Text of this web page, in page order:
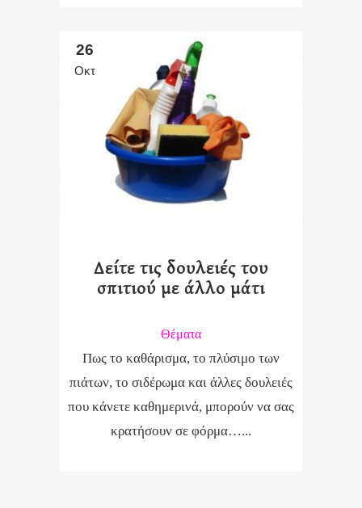
26
Οκτ
Δείτε τις δουλειές του
σπιτιού με άλλο μάτι
Θέματα
Πως το καθάρισμα, το πλύσιμο των
πιάτων, το σιδέρωμα και άλλες δουλειές
που κάνετε καθημερινά, μπορούν να σας
κρατήσουν σε φόρμα…...